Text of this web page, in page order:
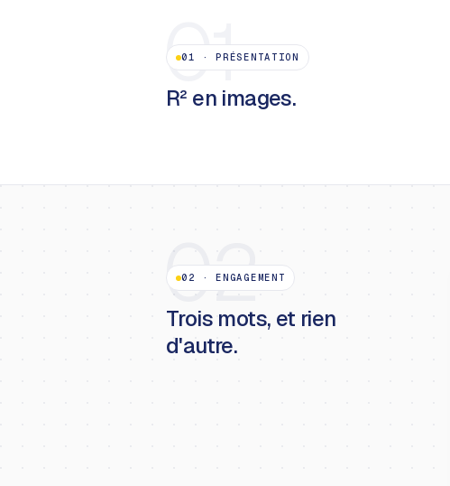
01
01 ·PRÉSENTATION
R² en images.
02
02 ·ENGAGEMENT
Trois mots, et rien
d'autre.